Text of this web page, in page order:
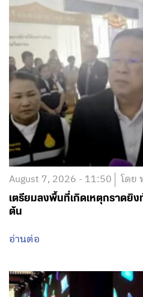
August 7, 2026 - 11:50 โดย
เตรียมลงพื้นที่เกิดเหตุกราดยิ
ต้น
อ่านต่อ